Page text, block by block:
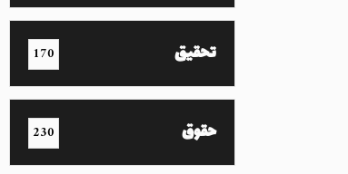
تحقيق 170
حقوق 230